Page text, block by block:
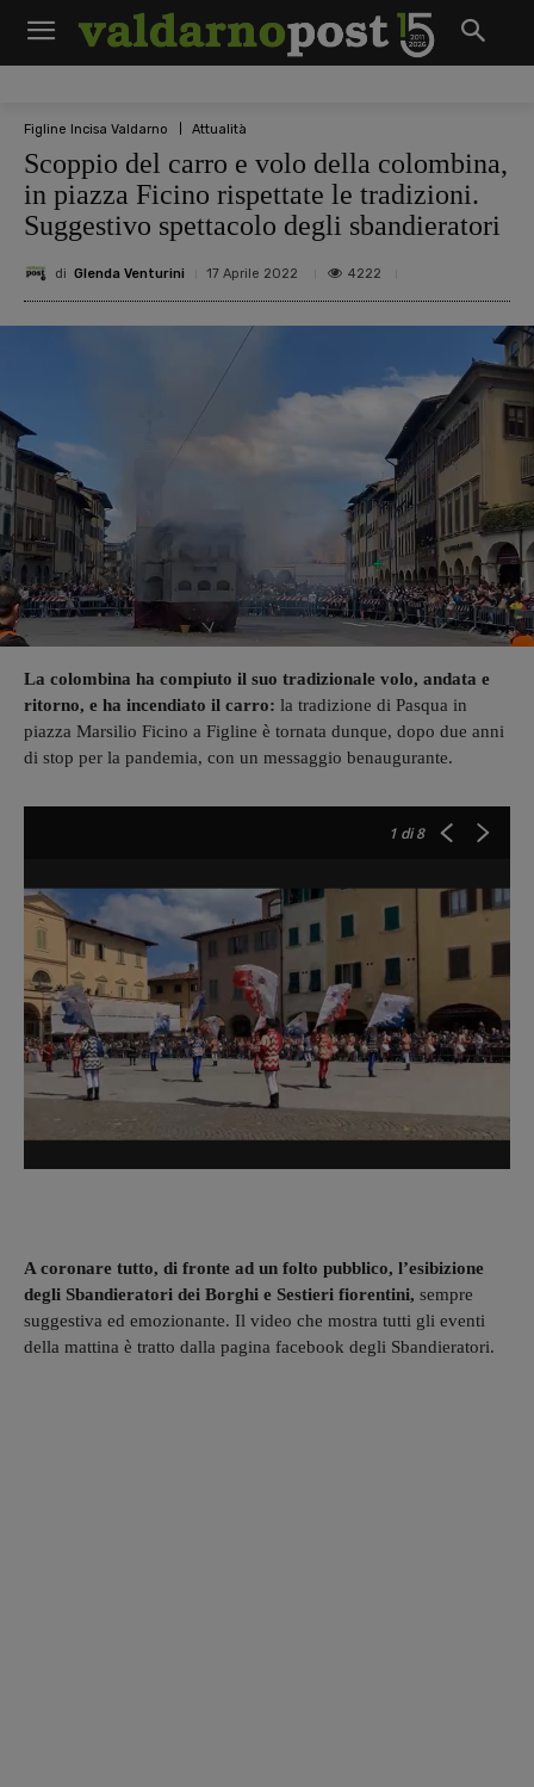
Figline Incisa Valdarno Attualità
Scoppio del carro e volo della colombina,
in piazza Ficino rispettate le tradizioni.
Suggestivo spettacolo degli sbandieratori
di Glenda Venturini 17 Aprile 2022 4222
La colombina ha compiuto il suo tradizionale volo, andata e
ritorno, e ha incendiato il carro: la tradizione di Pasqua in
piazza Marsilio Ficino a Figline è tornata dunque, dopo due anni
di stop per la pandemia, con un messaggio benaugurante.
1 di 8
A coronare tutto, di fronte ad un folto pubblico, l’esibizione
degli Sbandieratori dei Borghi e Sestieri fiorentini, sempre
suggestiva ed emozionante. Il video che mostra tutti gli eventi
della mattina è tratto dalla pagina facebook degli Sbandieratori.